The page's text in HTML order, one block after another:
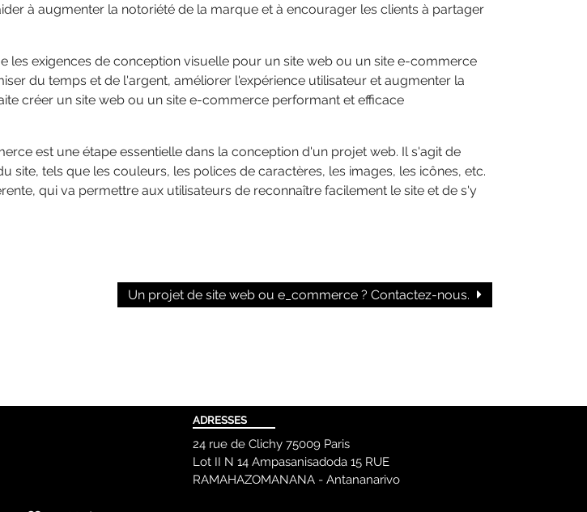
à augmenter la notoriété de la marque et à encourager les clients à partager
les exigences de conception visuelle pour un site web ou un site e-commerce
du temps et de l'argent, améliorer l'expérience utilisateur et augmenter la
créer un site web ou un site e-commerce performant et efficace
est une étape essentielle dans la conception d'un projet web. Il s'agit de
tels que les couleurs, les polices de caractères, les images, les icônes, etc.
qui va permettre aux utilisateurs de reconnaître facilement le site et de s'y
Un projet de site web ou e_commerce ? Contactez-nous.
ADRESSES
24 rue de Clichy 75009 Paris
Lot II N 14 Ampasanisadoda 15 RUE
RAMAHAZOMANANA - Antananarivo